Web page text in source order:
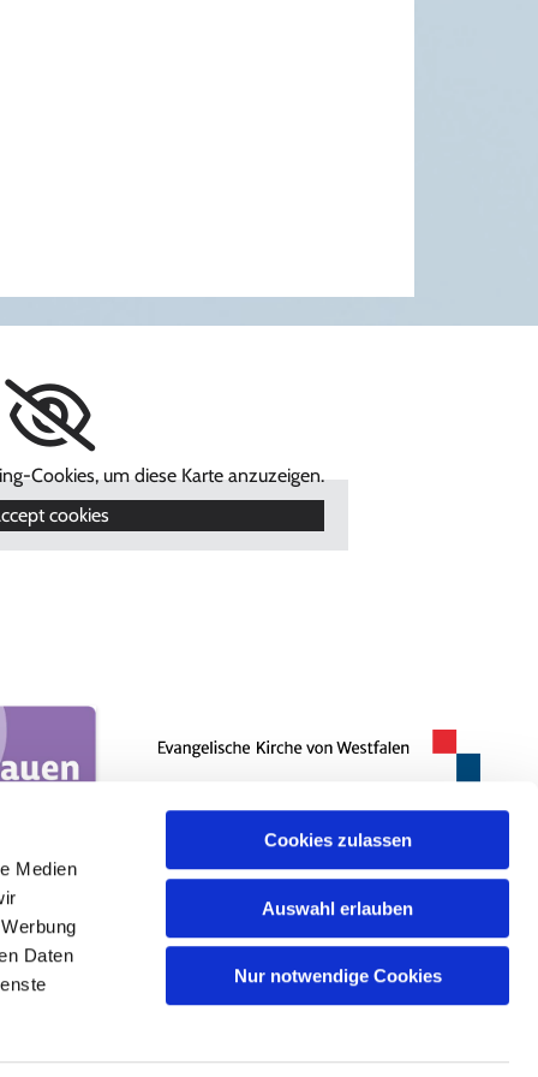
Medien
Daten
Cookies zulassen
Auswahl erlauben
Nur notwendige Cookies
Cookies, um diese Karte anzuzeigen.
cookies